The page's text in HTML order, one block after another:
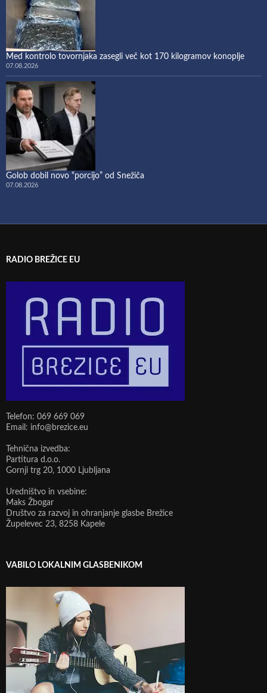
Med kontrolo tovornjaka zasegli več kot 170 kilogramov konoplje
07.08.2026
Golob dobil novo “porcijo” od Snežiča
07.08.2026
RADIO BREŽICE EU
Telefon: 069 669 069
Email: info@brezice.eu
Tehnična izvedba:
Partitura d.o.o.
Gornji trg 20, 1000 Ljubljana
Uredništvo in vsebine:
Maks Žbogar
Društvo za razvoj in ohranjanje glasbe Brežice
Župelevec 23, 8258 Kapele
VABILO LOKALNIM GLASBENIKOM